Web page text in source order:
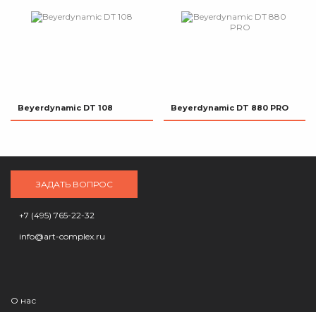
Beyerdynamic DT 108 Beyerdynamic DT 880 PRO
ЗАДАТЬ ВОПРОС
+7 (495) 765-22-32
info@art-complex.ru
О нас